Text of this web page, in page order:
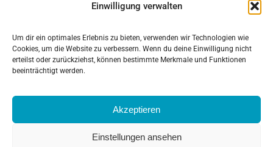
Einwilligung verwalten
Um dir ein optimales Erlebnis zu bieten, verwenden wir Technologien wie
Cookies, um die Website zu verbessern. Wenn du deine Einwilligung nicht
erteilst oder zurückziehst, können bestimmte Merkmale und Funktionen
beeinträchtigt werden.
Akzeptieren
Einstellungen ansehen
sapien venenatis massa, quis fermentum risus
22946 Trittau
Datenschutz
Impressum